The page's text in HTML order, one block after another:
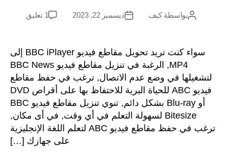
ب
ح
ا
ر
مؤلف
بواسطةكيف
تاريخديسمبر 22, 2023
على
مقاطع
BBC
إلى
MP4
بدقة
عالية
مجانًا
باستخدام
أدوات
سواء كنت تريد تحويل مقاطع فيديو BBC iPlayer إلى
MP4, الرغبة في تنزيل مقاطع فيديو BBC News
في وضع عدم الاتصال, ترغب في حفظ مقاطع
فيديو ABC للحياة البرية للاحتفاظ بها على أقراص DVD
أو Blu-ray بشكل دائم, تنوي تنزيل مقاطع فيديو BBC
Bitesize لسهولة التعلم في أي وقت, في أى مكان,
ترغب في حفظ مقاطع فيديو ABC لتعلم اللغة الإنجليزية
على جهازك […]